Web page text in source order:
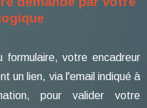
formulaire, votre encadreur
un lien, via l'email indiqué à
pour valider votre